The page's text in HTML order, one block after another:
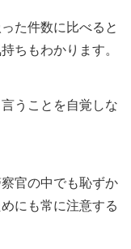
た件数に比べると
ちもわかります。
うことを自覚しな
官の中でも恥ずか
にも常に注意する